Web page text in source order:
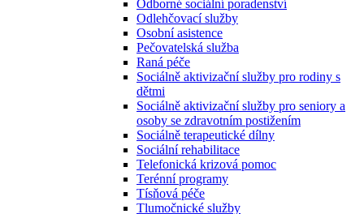
Odborné sociální poradenství
Odlehčovací služby
Osobní asistence
Pečovatelská služba
Raná péče
Sociálně aktivizační služby pro rodiny s
dětmi
Sociálně aktivizační služby pro seniory a
osoby se zdravotním postižením
Sociálně terapeutické dílny
Sociální rehabilitace
Telefonická krizová pomoc
Terénní programy
Tísňová péče
Tlumočnické služby